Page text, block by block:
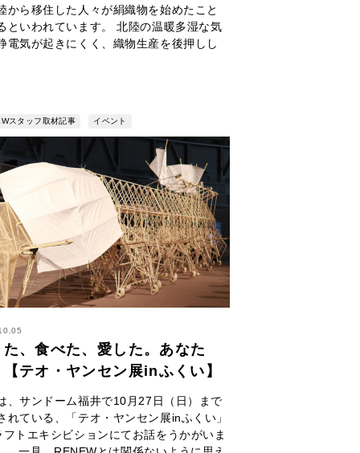
から移住した人々が絹織物を始めたこと
といわれています。 北陸の温暖多湿な気
電気が起きにくく、織物生産を後押しし
スタッフ取材記事 イベント
た、食べた、愛した。あなた
【テオ・ヤンセン展inふくい】
、サンドーム福井で10月27日（日）まで
れている、「テオ・ヤンセン展inふくい」
フトエキシビションにてお話をうかがいま